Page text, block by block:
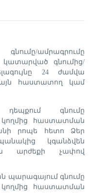
ամրագրումը
կատարված գնումից/
24 ժամվա
հաստատող կամ
գնումը
հաստատման
րոպե հետո Ձեր
կգանձվեն
արժեքի չափով
պարագայում գնումը
հաստատման